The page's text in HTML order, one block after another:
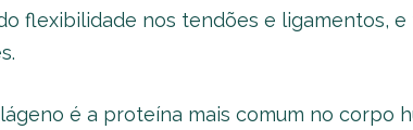
flexibilidade nos tendões e ligamentos,
é a proteína mais comum no corpo